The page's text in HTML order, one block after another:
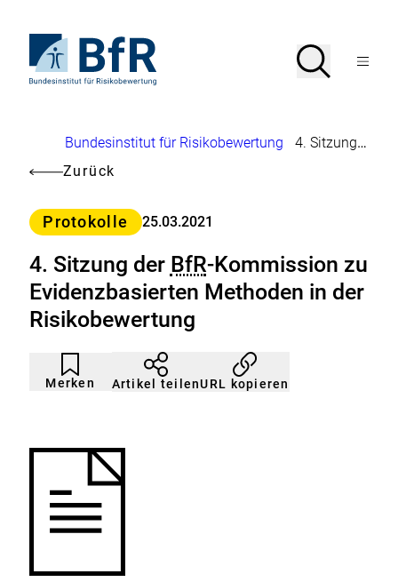
Seiteninhalt
springenStartseite
von
Suche
SucheMenü
Brotkrumennavigation
Bundesinstitut für Risikobewertung 4. Sitzung der
Zurück
Kategorie
Protokolle 25.03.2021
4. Sitzung der BfR-Kommission zu
Evidenzbasierten Methoden in der
Risikobewertung
Merken
Artikel
nicht
gemerkt
Durch
Klicken
der
Artikel teilenURL kopieren